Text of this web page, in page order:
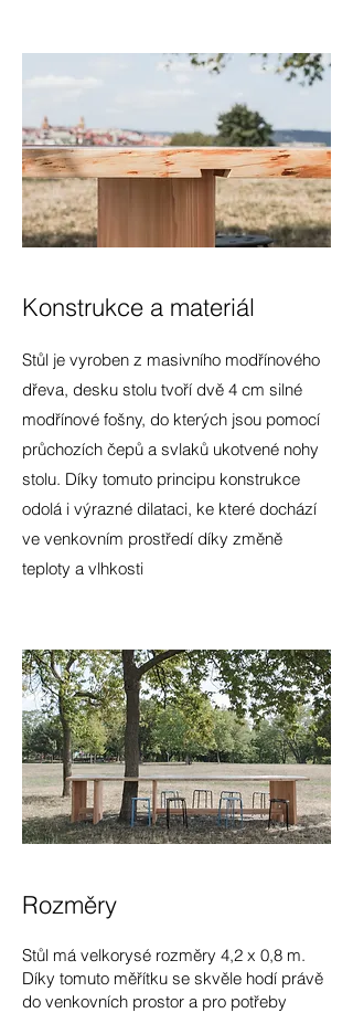
Konstrukce a materiál
Stůl je vyroben z masivního modřínového
dřeva, desku stolu tvoří dvě 4 cm silné
modřínové fošny, do kterých jsou pomocí
průchozích čepů a svlaků ukotvené nohy
stolu. Díky tomuto principu konstrukce
odolá i výrazné dilataci, ke které dochází
ve venkovním prostředí díky změně
teploty a vlhkosti
Rozměry
Stůl má velkorysé rozměry 4,2 x 0,8 m.
Díky tomuto měřítku se skvěle hodí právě
do venkovních prostor a pro potřeby